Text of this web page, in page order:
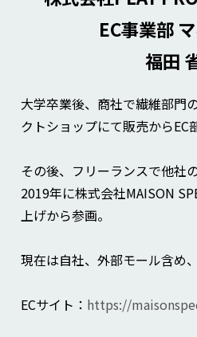
EC事業部
福田
大学卒業後、商社で繊維部門
クトショップにて販売からEC
その後、フリーランスで他社
2019年に株式会社MAISON
上げから参画。
現在は自社、外部モール含め
ECサイト： https://